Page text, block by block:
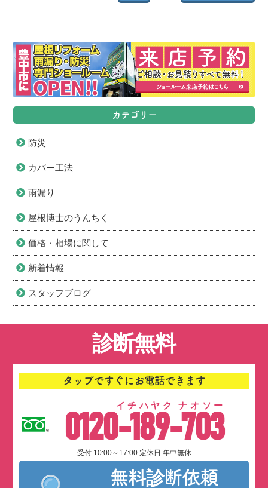
カテゴリー
防災
カバー工法
雨漏り
屋根博士のうんちく
価格・相場に関して
新着情報
スタッフブログ
診断無料
タップですぐにお電話できます
0120-189-703
イチハヤク ナオソー
受付 10:00～17:00 定休日 年中無休
無料診断依頼